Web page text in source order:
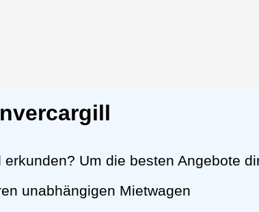
Um die besten Angebote
unabhängigen Mietwagen